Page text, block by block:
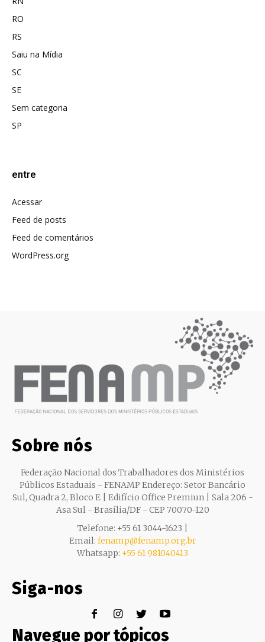
RO
RS
Saiu na Mídia
SC
SE
Sem categoria
SP
entre
Acessar
Feed de posts
Feed de comentários
WordPress.org
Sobre nós
Federação Nacional dos Trabalhadores dos Ministérios
Públicos Estaduais - FENAMP Endereço: Setor Bancário
Sul, Quadra 2, Bloco E | Edifício Office Premiun | Sala 206 -
Asa Sul - Brasília/DF - CEP 70070-120
Telefone: +55 61 3044-1623 |
Email: fenamp@fenamp.org.br
Whatsapp: +55 61 981040413
Siga-nos
Navegue por tópicos